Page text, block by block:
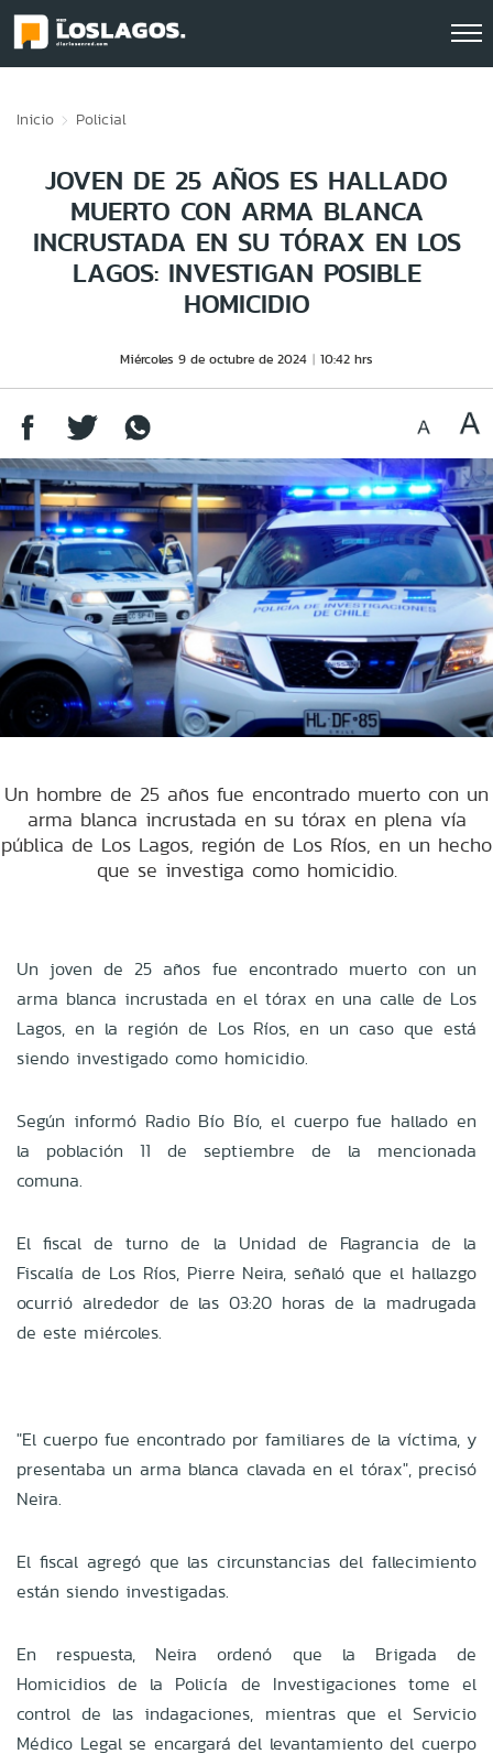
Inicio Policial
JOVEN DE 25 AÑOS ES HALLADO
MUERTO CON ARMA BLANCA
INCRUSTADA EN SU TÓRAX EN LOS
LAGOS: INVESTIGAN POSIBLE
HOMICIDIO
Miércoles 9 de octubre de 2024 10:42 hrs
Un hombre de 25 años fue encontrado muerto con un
arma blanca incrustada en su tórax en plena vía
pública de Los Lagos, región de Los Ríos, en un hecho
que se investiga como homicidio.
Un joven de 25 años fue encontrado muerto con un
arma blanca incrustada en el tórax en una calle de Los
Lagos, en la región de Los Ríos, en un caso que está
siendo investigado como homicidio.
Según informó Radio Bío Bío, el cuerpo fue hallado en
la población 11 de septiembre de la mencionada
comuna.
El fiscal de turno de la Unidad de Flagrancia de la
Fiscalía de Los Ríos, Pierre Neira, señaló que el hallazgo
ocurrió alrededor de las 03:20 horas de la madrugada
de este miércoles.
"El cuerpo fue encontrado por familiares de la víctima, y
presentaba un arma blanca clavada en el tórax", precisó
Neira.
El fiscal agregó que las circunstancias del fallecimiento
están siendo investigadas.
En respuesta, Neira ordenó que la Brigada de
Homicidios de la Policía de Investigaciones tome el
control de las indagaciones, mientras que el Servicio
Médico Legal se encargará del levantamiento del cuerpo